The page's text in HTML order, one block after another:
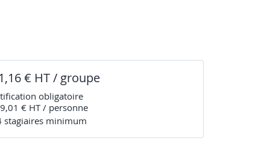
€ HT / groupe
obligatoire
€ HT / personne
stagiaires minimum